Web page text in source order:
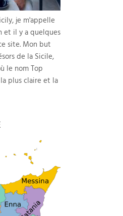
je m'appelle
et il y a quelques
site. Mon but
de la Sicile,
le nom Top
plus claire et la